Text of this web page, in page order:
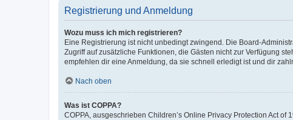
Registrierung und Anmeldung
Wozu muss ich mich registrieren?
Eine Registrierung ist nicht unbedingt zwingend. Die Board-
Zugriff auf zusätzliche Funktionen, die Gästen nicht zur Verfügung
empfehlen dir eine Anmeldung, da sie schnell erledigt ist und dir
Nach oben
Was ist COPPA?
COPPA, ausgeschrieben Children’s Online Privacy Protection Act